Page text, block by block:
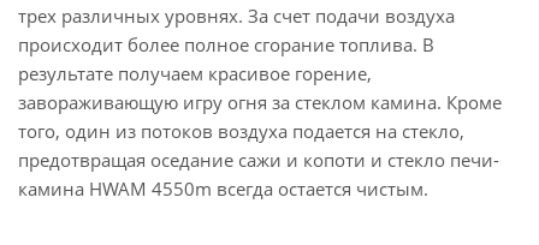
трех различных уровнях. За счет подачи воздуха
происходит более полное сгорание топлива. В
результате получаем красивое горение,
завораживающую игру огня за стеклом камина. Кроме
того, один из потоков воздуха подается на стекло,
предотвращая оседание сажи и копоти и стекло печи-
камина HWAM 4550m всегда остается чистым.